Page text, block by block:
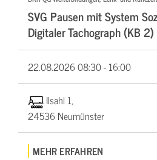
SVG Pausen mit System
Digitaler Tachograph (KB 2)
22.08.202608:30 - 16:00
Ilsahl 1,
24536 Neumünster
MEHR ERFAHREN